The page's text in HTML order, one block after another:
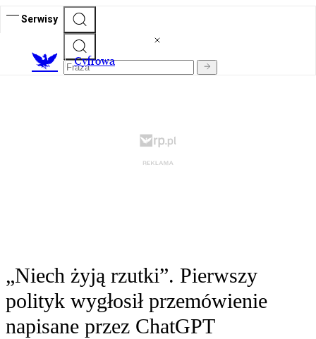
Serwisy
Cyfrowa
„Niech żyją rzutki”. Pierwszy
polityk wygłosił przemówienie
napisane przez ChatGPT